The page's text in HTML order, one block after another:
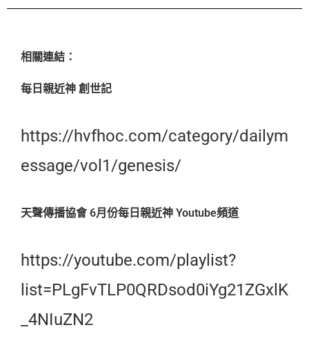
相關連結：
每日親近神 創世記
https://hvfhoc.com/category/dailym
essage/vol1/genesis/
天聲傳播協會 6月份每日親近神 Youtube頻道
https://youtube.com/playlist?
list=PLgFvTLP0QRDsod0iYg21ZGxlK
_4NIuZN2